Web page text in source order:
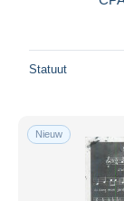
Statuut
Nieuw